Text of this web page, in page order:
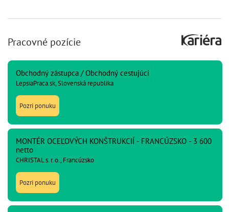
Pracovné pozície
Obchodný zástupca / Obchodný cestujúci
LepsiaPraca.sk, Slovenská republika
Pozri ponuku
MONTÉR OCEĽOVÝCH KONŠTRUKCIÍ - FRANCÚZSKO - 3 600
netto
CHRISTAL s. r. o., Francúzsko
Pozri ponuku